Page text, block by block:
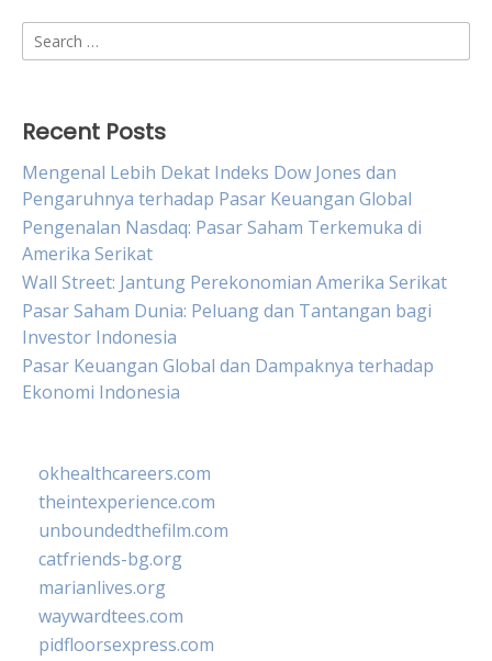
Search
for:
Recent Posts
Mengenal Lebih Dekat Indeks Dow Jones dan
Pengaruhnya terhadap Pasar Keuangan Global
Pengenalan Nasdaq: Pasar Saham Terkemuka di
Amerika Serikat
Wall Street: Jantung Perekonomian Amerika Serikat
Pasar Saham Dunia: Peluang dan Tantangan bagi
Investor Indonesia
Pasar Keuangan Global dan Dampaknya terhadap
Ekonomi Indonesia
okhealthcareers.com
theintexperience.com
unboundedthefilm.com
catfriends-bg.org
marianlives.org
waywardtees.com
pidfloorsexpress.com